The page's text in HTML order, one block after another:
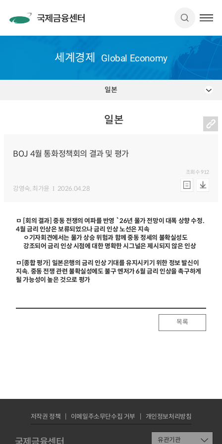
세계경제 Global Economy
일본
일본
BOJ 4월 통화정책회의 결과 및 평가
강영숙, 최가윤 2026.04.28
조회수912
ㅁ [회의 결과] 중동 전쟁의 여파를 반영 `26년 물가 전망이 대폭 상향 수정.
4월 금리 인상은 보류되었으나 금리 인상 노선은 지속
ㅇ기자회견에서는 물가 상승 위험과 함께 중동 정세의 불확실성도
강조되어 금리 인상 시점에 대한 명확한 시그널은 제시되지 않은 인상
ㅁ[종합 평가] 일본은행의 금리 인상 기대를 유지시키기 위한 정보 발신이
지속. 중동 전쟁 관련 불확실성에도 불구 엔저가 6월 금리 인상을 촉구하게
될 가능성이 높은 것으로 평가
목록
국제금융센터
저작권 정책 이메일주소무단수집 거부 개인정보처리방침
유관기관